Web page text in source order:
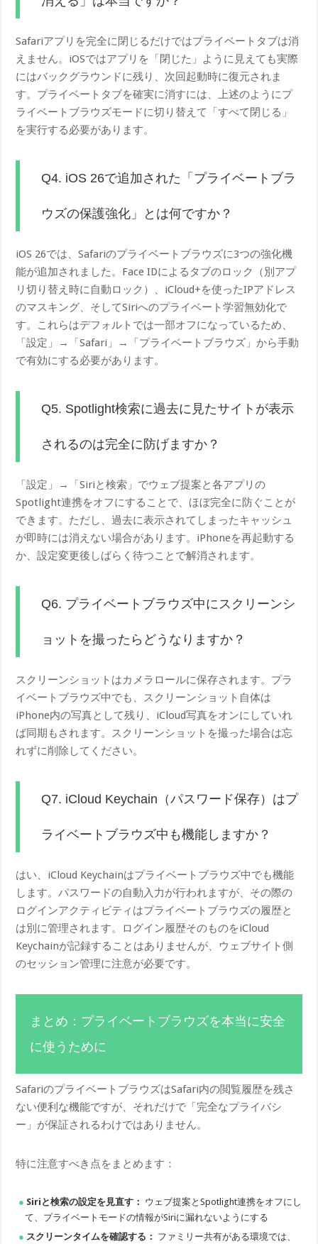
Safariアプリを完全に閉じるだけではプライベートタブは消
えません。iOSではアプリを「閉じた」ように見えても実際
にはバックグラウンドに残り、次回起動時に復元されま
す。プライベートタブを確実に消すには、上述のようにプ
ライベートブラウズモードに切り替えて「すべて閉じる」
を実行する必要があります。
Q4. iOS 26で追加された「プライベートブラ
ウズの保護強化」とは何ですか？
iOS 26では、Safariのプライベートブラウズに3つの強化機
能が追加されました。Face IDによるタブのロック（別アプ
リ切り替え時に自動ロック）、iCloud+を使ったIPアドレス
のマスキング、そしてSiriへのプライベート学習無効化で
す。これらはデフォルトでは一部オフになっているため、
「設定」→「Safari」→「プライベートブラウズ」から手動
で有効にする必要があります。
Q5. Spotlight検索に過去に見たサイトが表示
されるのは完全に防げますか？
「設定」→「Siriと検索」でウェブ提案と各アプリの
Spotlight連携をオフにすることで、ほぼ完全に防ぐことが
できます。ただし、過去に表示されてしまったキャッシュ
が即時には消えない場合があります。iPhoneを再起動する
か、設定変更後しばらく待つことで解消されます。
Q6. プライベートブラウズ中にスクリーンシ
ョットを撮ったらどうなりますか？
スクリーンショットはカメラロールに保存されます。プラ
イベートブラウズ中でも、スクリーンショット自体は
iPhone内の写真として残り、iCloud写真をオンにしていれ
ば同期もされます。スクリーンショットを撮った場合は忘
れずに削除してください。
Q7. iCloud Keychain（パスワード保存）はプ
ライベートブラウズ中も機能しますか？
はい、iCloud Keychainはプライベートブラウズ中でも機能
します。パスワードの自動入力が行われますが、その際の
ログインアクティビティはプライベートブラウズの履歴と
は別に管理されます。ログイン履歴そのものをiCloud
Keychainが記録することはありませんが、ウェブサイト側
のセッション管理に注意が必要です。
まとめ：プライベートブラウズを本当に安全
に使うために
SafariのプライベートブラウズはSafari内の閲覧履歴を残さ
ない便利な機能ですが、それだけで「完全なプライバシ
ー」が保証されるわけではありません。
特に注意すべき点をまとめます：
Siriと検索の設定を見直す： ウェブ提案とSpotlight連携をオフにし
て、プライベートモードの情報がSiriに漏れないようにする
スクリーンタイムを確認する： ファミリー共有がある環境では、